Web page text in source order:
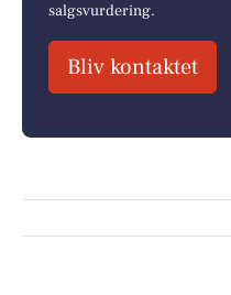
salgsvurdering.
Bliv kontaktet